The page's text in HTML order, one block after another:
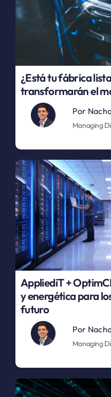
¿Está tu fábrica
transformarán el
Por
Managing
AppliediT +
y energética para
futuro
Por
Managing